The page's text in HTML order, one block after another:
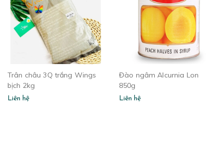
Trân châu 3Q trắng Wings
bịch 2kg
Liên hệ
Đào ngâm Alcurnia Lon
850g
Liên hệ